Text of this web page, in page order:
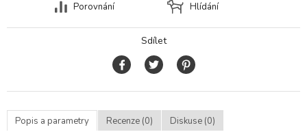
Porovnání
Hlídání
Sdílet
Popis a parametry Recenze (0) Diskuse (0)